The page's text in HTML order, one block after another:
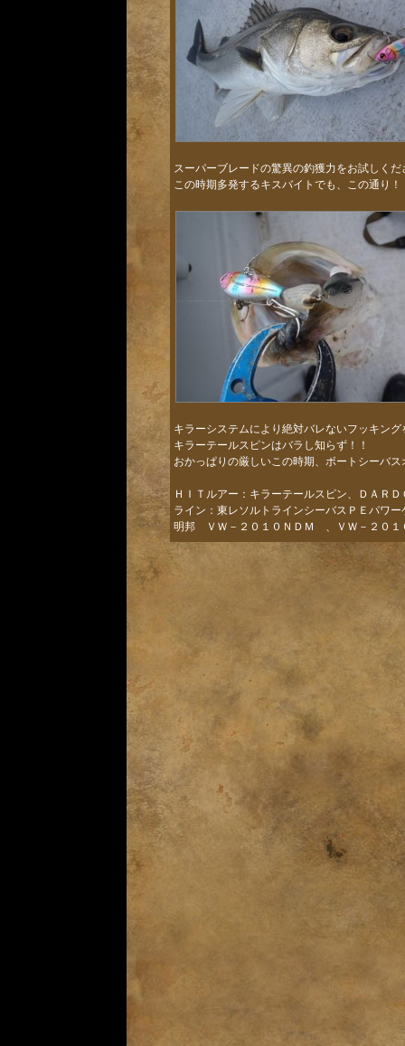
スーパーブレードの驚異の釣獲力をお試しく
この時期多発するキスバイトでも、この通り
キラーシステムにより絶対バレないフッキン
キラーテールスピンはバラし知らず！！
おかっぱりの厳しいこの時期、ボートシーバ
ＨＩＴルアー：キラーテールスピン、ＤＡＲ
ライン：東レソルトラインシーバスＰＥパワ
明邦 ＶＷ－２０１０ＮＤＭ 、ＶＷ－２０